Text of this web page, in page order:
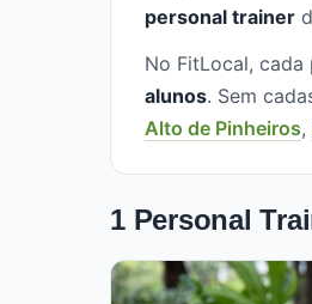
personal trainer
No FitLocal,
alunos. Sem
Alto de Pinheiros,
1 Personal